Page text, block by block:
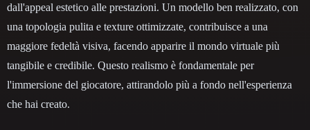
dall'appeal estetico alle prestazioni. Un modello ben realizzato, con
una topologia pulita e texture ottimizzate, contribuisce a una
maggiore fedeltà visiva, facendo apparire il mondo virtuale più
tangibile e credibile. Questo realismo è fondamentale per
l'immersione del giocatore, attirandolo più a fondo nell'esperienza
che hai creato.